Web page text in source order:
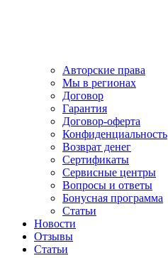
Авторские права
Мы в регионах
Договор
Гарантия
Договор-оферта
Конфиденциальность
Возврат денег
Сертификаты
Сервисные центры
Вопросы и ответы
Бонусная программа
Статьи
Новости
Отзывы
Статьи